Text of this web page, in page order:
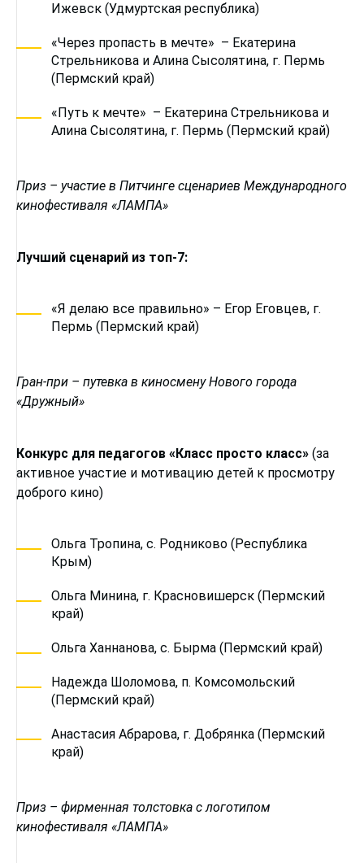
Ижевск (Удмуртская республика)
«Через пропасть в мечте» – Екатерина
Стрельникова и Алина Сысолятина, г. Пермь
(Пермский край)
«Путь к мечте» – Екатерина Стрельникова и
Алина Сысолятина, г. Пермь (Пермский край)
Приз – участие в Питчинге сценариев Международного
кинофестиваля «ЛАМПА»
Лучший сценарий из топ-7:
«Я делаю все правильно» – Егор Еговцев, г.
Пермь (Пермский край)
Гран-при – путевка в киносмену Нового города
«Дружный»
Конкурс для педагогов «Класс просто класс» (за
активное участие и мотивацию детей к просмотру
доброго кино)
Ольга Тропина, с. Родниково (Республика
Крым)
Ольга Минина, г. Красновишерск (Пермский
край)
Ольга Ханнанова, с. Бырма (Пермский край)
Надежда Шоломова, п. Комсомольский
(Пермский край)
Анастасия Абрарова, г. Добрянка (Пермский
край)
Приз – фирменная толстовка с логотипом
кинофестиваля «ЛАМПА»